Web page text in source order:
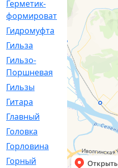
Герметик-
формирователь
Гидромуфта
[47]
Гильза
Гильзо-
Поршневая
[13]
Гильзы
[259]
Гитара
[7]
Главный
[29]
Головка
[28]
Горловина
Горный
[1]